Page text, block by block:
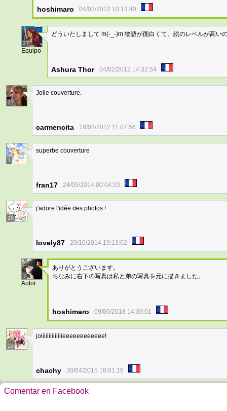
hoshimaro 04/02/2012 10:13:40
27
Equipo
どういたしまして m(-_-)m 物語が面白くて、絵のレベルが高い
Ashura Thor 04/02/2012 14:32:54
27
Jolie couverture.
carmencita 18/02/2012 11:07:56
1
superbe couverture
fran17 24/05/2014 00:04:33
15
j'adore l'idée des photos !
lovely87 20/10/2014 19:13:02
3
Autor
ありがとうございます。
ちなみに右下の写真は私と弟の写真を元に描きました。
hoshimaro 09/06/2018 14:39:01
23
joliiiiiiiiiiiiieeeeeeeeeeee!
chachy 30/04/2015 18:01:16
Comentar en Facebook